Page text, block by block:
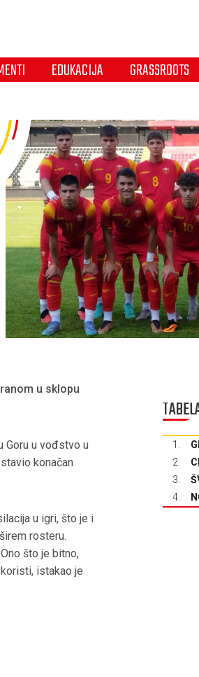
EDUKACIJA GRASSROOTS
u sklopu
Goru u vođstvo u
konačan
u igri, što je i
rosteru.
što je bitno,
istakao je
1.
2.
3.
4.